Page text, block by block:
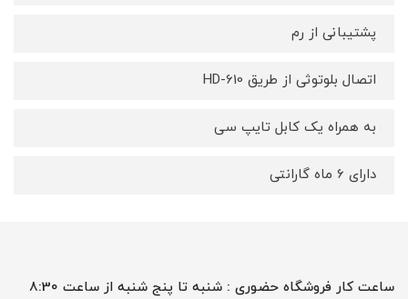
پشتیبانی از رم
اتصال بلوتوثی از طریق HD-610
به همراه یک کابل تایپ سی
دارای 6 ماه گارانتی
ساعت کار فروشگاه حضوری : شنبه تا پنج شنبه از ساعت 8:30